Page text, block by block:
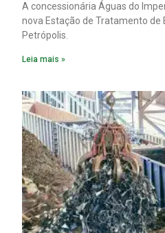
A concessionária Águas do
nova Estação de Tratamento de
Petrópolis.
Leia mais »